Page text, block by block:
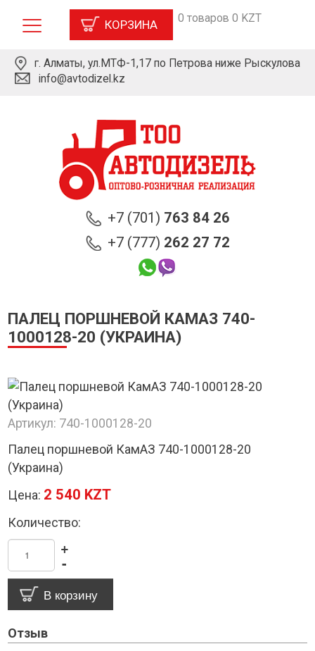
КОРЗИНА 0 товаров 0 KZT
г. Алматы, ул.МТФ-1,17 по Петрова ниже Рыскулова
info@avtodizel.kz
+7 (701) 763 84 26
+7 (777) 262 27 72
ПАЛЕЦ ПОРШНЕВОЙ КАМАЗ 740-
1000128-20 (УКРАИНА)
Артикул: 740-1000128-20
Палец поршневой КамАЗ 740-1000128-20
(Украина)
Цена: 2 540 KZT
Количество:
-
+
Отзыв